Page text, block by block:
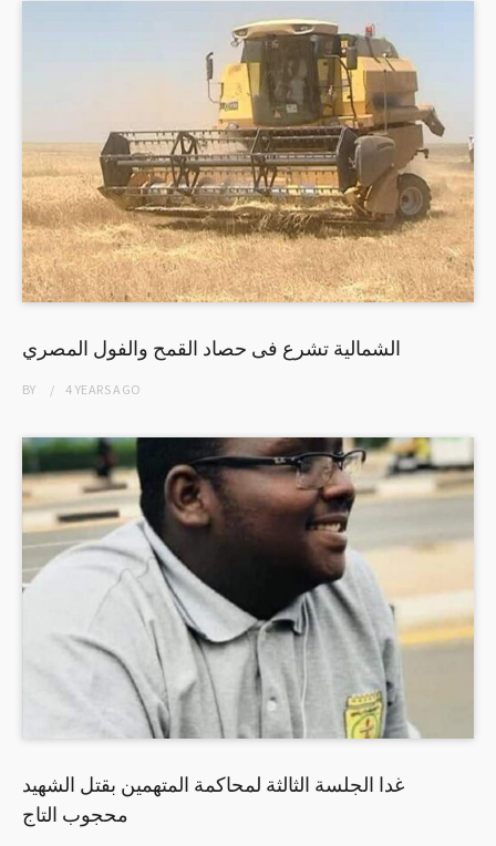
الشمالية تشرع فى حصاد القمح والفول المصري
BY 4 YEARSAGO
غدا الجلسة الثالثة لمحاكمة المتهمين بقتل الشهيد
محجوب التاج